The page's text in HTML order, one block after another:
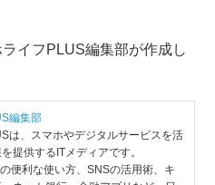
イフPLUS編集部が作成し
編集部
は、スマホやデジタルサービスを活
提供するITメディアです。
便利な使い方、SNSの活用術、キ